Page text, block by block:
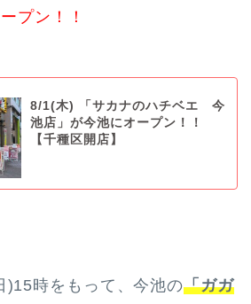
プン！！
8/1(木) 「サカナのハチベエ 今
池店」が今池にオープン！！
【千種区開店】
)15時をもって、今池の「ガガ